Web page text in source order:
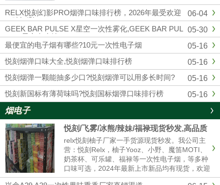
官方公布的售价来看，小野v1（1主机+3换弹）
299元一套，去小野实体店也是这个价格。微商
的话可能便宜一点，......
06-04
RELX悦刻幻影PRO烟弹口味排行榜，2026年最受欢迎
口味评测
05-30
GEEK BAR PULSE X星空一次性雾化,GEEK BAR PUL
SE X星空多少钱
05-16
最便宜的电子烟有哪些?10元一次性电子烟
05-16
悦刻烟弹口味大全,悦刻烟弹口味排行榜
05-16
悦刻烟弹一颗能抽多少口?悦刻烟弹可以用多长时间?
05-16
悦刻新国标有薄荷味吗?悦刻国标烟弹口味排行榜
烟电子
悦刻/飞雾/冰熊/辣妹/福禄现货秒发,高品质
电子烟厂家拿货 售后无忧
relx悦刻柚子厂家一手货源现货秒发。我公司主
营：悦刻Relx，柚子Yooz、小野、魔笛MOTI、
奶茶杯、可乐罐、福禄等一次性电子烟，等多种
口味可选，2024年最新上市新品均有现货，欢迎
咨询我们报价。品牌电子烟代理拿货批发，悦刻